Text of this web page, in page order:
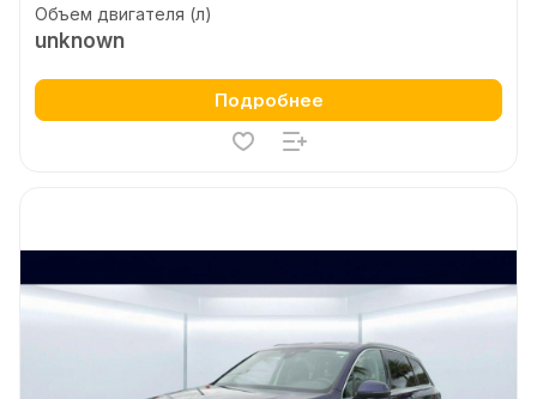
Объем двигателя (л)
unknown
Подробнее